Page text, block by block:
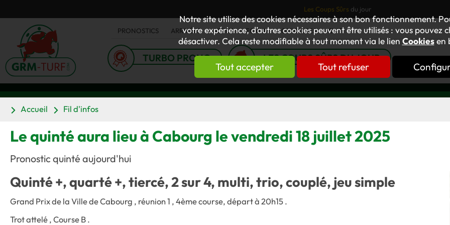
Notre site utilise des cookies nécessaires à son bon fonctionnement.
votre expérience, d’autres cookies peuvent être utilisés : vous pouvez
désactiver. Cela reste modifiable à tout moment via le lien Cookiesen
Tout accepter Tout refuser
Les Coups Sûrs du jour
PRONOSTICS ARRIVÉES ACTUS FORUM OUVRAGES GNT
TURBO PRONO LES COUPS SÛRS DU JOUR
Accueil Fil d'infos
Le quinté aura lieu à Cabourg le vendredi 18 juillet 2025
Pronostic quinté aujourd'hui
Quinté +, quarté +, tiercé, 2 sur 4, multi, trio, couplé, jeu simple
Grand Prix de la Ville de Cabourg , réunion 1 , 4ème course, départ à 20h15 .
Trot attelé , Course B .